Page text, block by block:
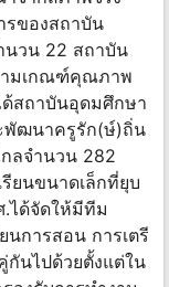
รของสถาบัน
นวน 22 สถาบัน
ามเกณฑ์คุณภาพ
ด้สถาบันอุดมศึกษา
พัฒนาครูรัก(ษ์)ถิ่น
ลจำนวน 282
ยนขนาดเล็กที่ยุบ
ได้จัดให้มีทีม
การสอน การเตรี
กันไปด้วยตั้งแต่ใน